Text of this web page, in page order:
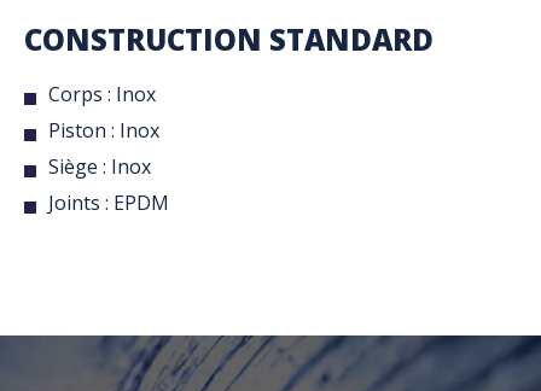
CONSTRUCTION STANDARD
Corps : Inox
Piston : Inox
Siège : Inox
Joints : EPDM